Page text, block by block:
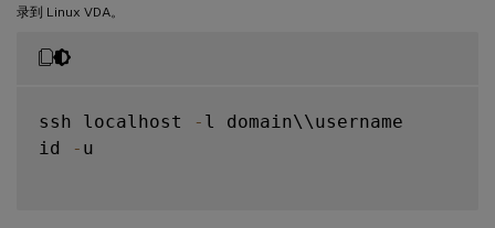
录到 Linux VDA。
ssh localhost - l domain\\username
id
- u